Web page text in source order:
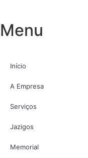
Menu
Início
A Empresa
Serviços
Jazigos
Memorial